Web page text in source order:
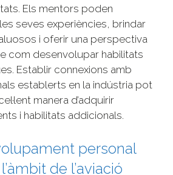
Els mentors poden
seves experiències, brindar
i oferir una perspectiva
com desenvolupar habilitats
Establir connexions amb
establerts en la indústria pot
manera d’adquirir
i habilitats addicionals.
personal
de l’aviació